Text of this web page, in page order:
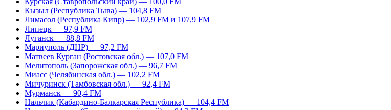
Кызыл (Республика Тыва) — 104,8 FM
Лимасол (Республика Кипр) — 102,9 FM и 107,9 FM
Липецк — 97,9 FM
Луганск — 88,8 FM
Мариуполь (ДНР) — 97,2 FM
Матвеев Курган (Ростовская обл.) — 107,0 FM
Мелитополь (Запорожская обл.) — 96,7 FM
Миасс (Челябинская обл.) — 102,2 FM
Мичуринск (Тамбовская обл.) — 92,4 FM
Мурманск — 90,4 FM
Нальчик (Кабардино-Балкарская Республика) — 104,4 FM